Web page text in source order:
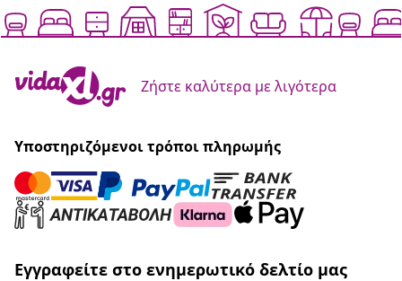
Ζήστε καλύτερα με λιγότερα
Υποστηριζόμενοι τρόποι πληρωμής
Εγγραφείτε στο ενημερωτικό δελτίο μας